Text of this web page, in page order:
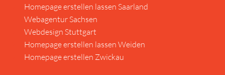
Homepage erstellen lassen Saarland
Webagentur Sachsen
Webdesign Stuttgart
Homepage erstellen lassen Weiden
Homepage erstellen Zwickau